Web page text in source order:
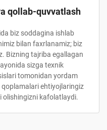
qollab-quvvatlash
biz soddagina ishlab
bilan faxrlanamiz; biz
Bizning tajriba egallagan
sizga texnik
tomonidan yordam
ehtiyojlaringiz
olishingizni kafolatlaydi.